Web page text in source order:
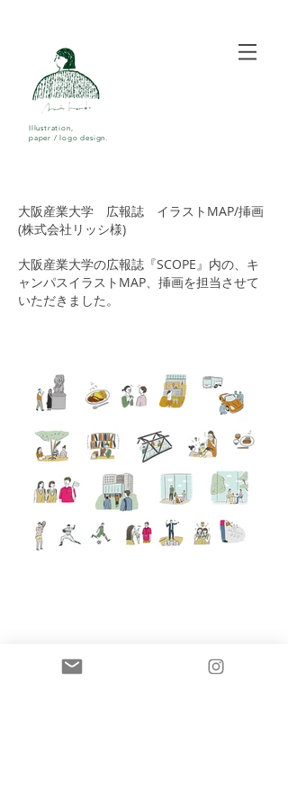
Illustration,
paper / logo design.
大阪産業大学 広報誌 イラストMAP/挿画
(株式会社リッシ様)
大阪産業大学の広報誌『SCOPE』内の、キ
ャンパスイラストMAP、挿画を担当させて
いただきました。